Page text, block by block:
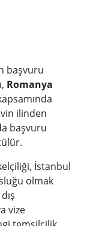
başvuru
Romanya
ilinden
başvuru
İstanbul
olmak
vize